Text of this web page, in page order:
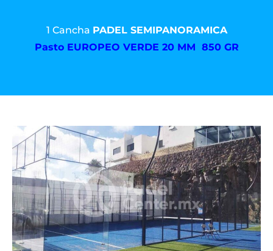
1 Cancha PADEL SEMIPANORAMICA
Pasto EUROPEO VERDE 20 MM 850 GR